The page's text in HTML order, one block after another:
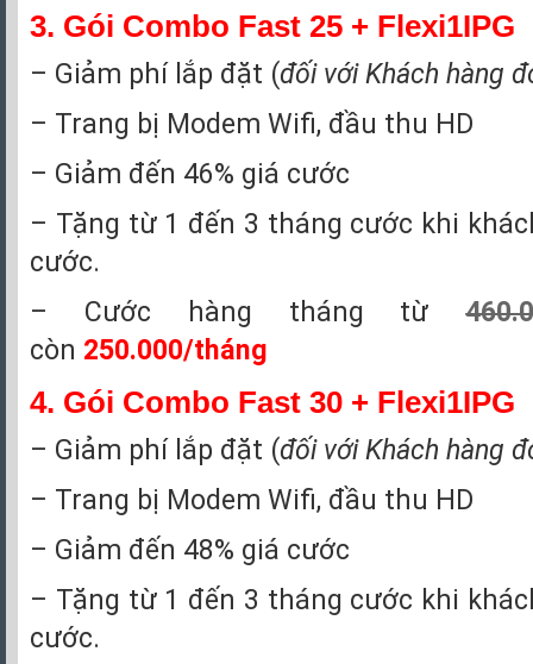
3. Gói Combo Fast 25 + Flexi1IPG
– Giảm phí lắp đặt (đối với Khách hàng
– Trang bị Modem Wifi, đầu thu HD
– Giảm đến 46% giá cước
– Tặng từ 1 đến 3 tháng cước khi
cước.
– Cước hàng tháng từ
còn 250.000/tháng
4. Gói Combo Fast 30 + Flexi1IPG
– Giảm phí lắp đặt (đối với Khách hàng
– Trang bị Modem Wifi, đầu thu HD
– Giảm đến 48% giá cước
– Tặng từ 1 đến 3 tháng cước khi
cước.